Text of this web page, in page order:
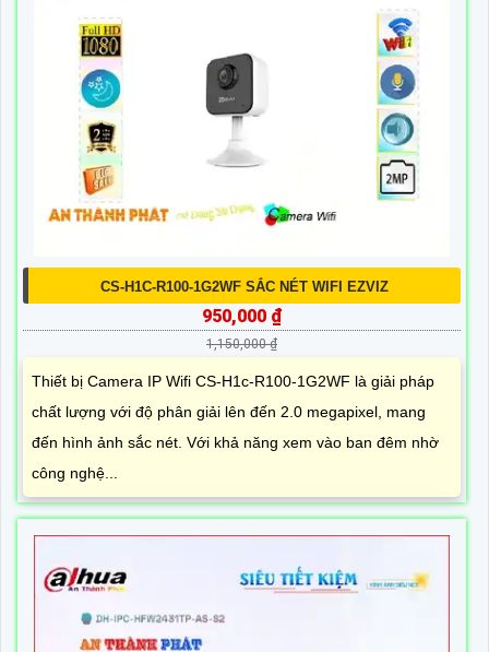
CS-H1C-R100-1G2WF SẮC NÉT WIFI EZVIZ
950,000 ₫
1,150,000 ₫
Thiết bị Camera IP Wifi CS-H1c-R100-1G2WF là giải pháp
chất lượng với độ phân giải lên đến 2.0 megapixel, mang
đến hình ảnh sắc nét. Với khả năng xem vào ban đêm nhờ
công nghệ...